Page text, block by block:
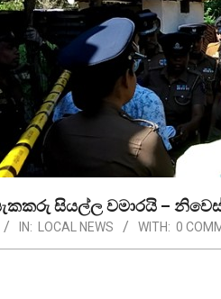
සියල්ල වමාරයි –
IN: LOCAL NEWS WITH: 0